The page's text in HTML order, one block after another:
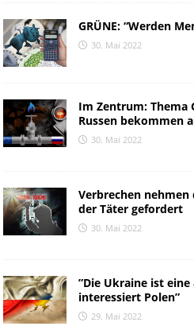
GRÜNE: “Werden
30. Mai 2022
Im Zentrum: Thema
Russen bekommen
30. Mai 2022
Verbrechen
der Täter gefordert
30. Mai 2022
”Die Ukraine ist eine
interessiert Polen”
29. Mai 2022